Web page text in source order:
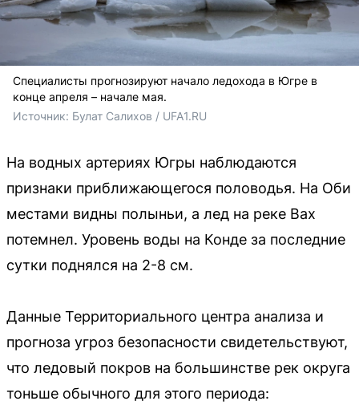
Специалисты прогнозируют начало ледохода в Югре в
конце апреля – начале мая.
Источник: Булат Салихов / UFA1.RU
На водных артериях Югры наблюдаются
признаки приближающегося половодья. На Оби
местами видны полыньи, а лед на реке Вах
потемнел. Уровень воды на Конде за последние
сутки поднялся на 2-8 см.
Данные Территориального центра анализа и
прогноза угроз безопасности свидетельствуют,
что ледовый покров на большинстве рек округа
тоньше обычного для этого периода: